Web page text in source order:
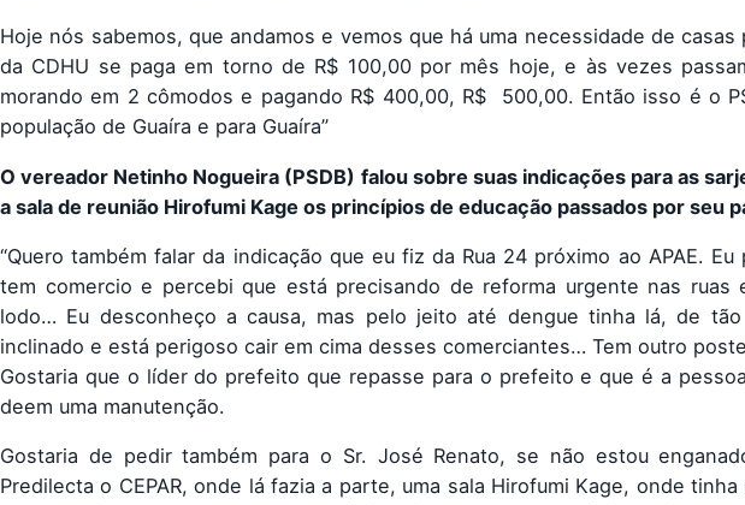
Hoje nós sabemos, que andamos e vemos que há uma necessidade de
da CDHU se paga em torno de R$ 100,00 por mês hoje, e às vezes
morando em 2 cômodos e pagando R$ 400,00, R$ 500,00. Então isso é o
população de Guaíra e para Guaíra”
O vereador Netinho Nogueira (PSDB) falou sobre suas indicações para as
a sala de reunião Hirofumi Kage os princípios de educação passados por seu
“Quero também falar da indicação que eu fiz da Rua 24 próximo ao APAE.
tem comercio e percebi que está precisando de reforma urgente nas ruas
lodo… Eu desconheço a causa, mas pelo jeito até dengue tinha lá, de
inclinado e está perigoso cair em cima desses comerciantes… Tem outro
Gostaria que o líder do prefeito que repasse para o prefeito e que é a
deem uma manutenção.
Gostaria de pedir também para o Sr. José Renato, se não estou
Predilecta o CEPAR, onde lá fazia a parte, uma sala Hirofumi Kage, onde